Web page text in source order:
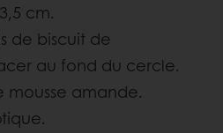
cm.
de biscuit de
au fond du cercle.
mousse amande.